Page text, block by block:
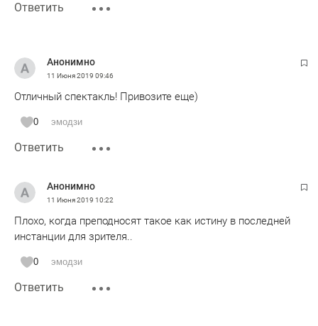
Ответить
Анонимно
11 Июня 2019 09:46
Отличный спектакль! Привозите еще)
0 эмодзи
Ответить
Анонимно
11 Июня 2019 10:22
Плохо, когда преподносят такое как истину в последней
инстанции для зрителя..
0 эмодзи
Ответить